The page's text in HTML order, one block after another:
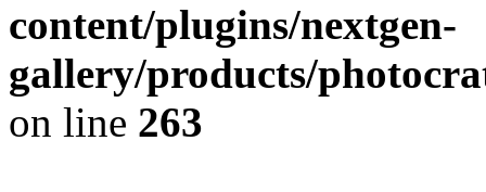
content/plugins/nextgen-
gallery/products/
on line 263